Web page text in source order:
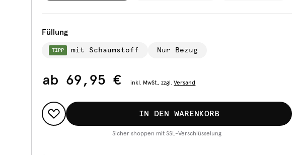
Füllung
TIPP mit Schaumstoff Nur Bezug
ab 69,95 € inkl. MwSt., zzgl. Versand
IN DEN WARENKORB
Sicher shoppen mit SSL-Verschlüsselung